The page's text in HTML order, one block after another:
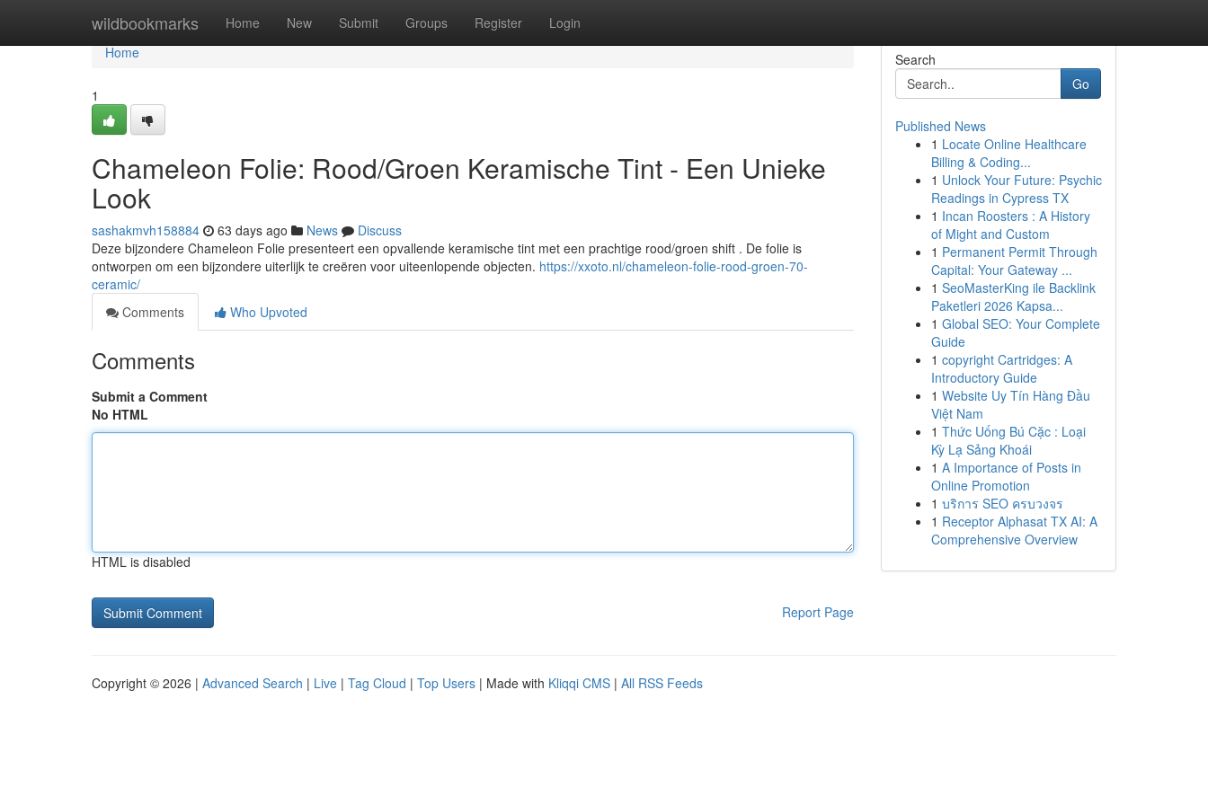
wildbookmarks Home New Submit Groups Register Login
Home
Home
1
Chameleon Folie: Rood/Groen Keramische Tint - Een Unieke
Look
sashakmvh158884 63 days ago News
Discuss
Deze bijzondere Chameleon Folie presenteert een opvallende keramische tint met een prachtige rood/groen shift . De folie is
ontworpen om een bijzondere uiterlijk te creëren voor uiteenlopende objecten. https://xxoto.nl/chameleon-folie-rood-groen-70-
ceramic/
Comments
Who Upvoted
Comments
Submit a Comment
No HTML
HTML is disabled
Report Page
Search
Go
Published News
1 Locate Online Healthcare
Billing & Coding...
1 Unlock Your Future: Psychic
Readings in Cypress TX
1 Incan Roosters : A History
of Might and Custom
1 Permanent Permit Through
Capital: Your Gateway ...
1 SeoMasterKing ile Backlink
Paketleri 2026 Kapsa...
1 Global SEO: Your Complete
Guide
1 copyright Cartridges: A
Introductory Guide
1 Website Uy Tín Hàng Đầu
Việt Nam
1 Thức Uống Bú Cặc : Loại
Kỳ Lạ Sảng Khoái
1 A Importance of Posts in
Online Promotion
1 บริการ SEO ครบวงจร
1 Receptor Alphasat TX AI: A
Comprehensive Overview
Copyright © 2026 | Advanced Search | Live | Tag Cloud | Top Users | Made with Kliqqi CMS | All RSS Feeds